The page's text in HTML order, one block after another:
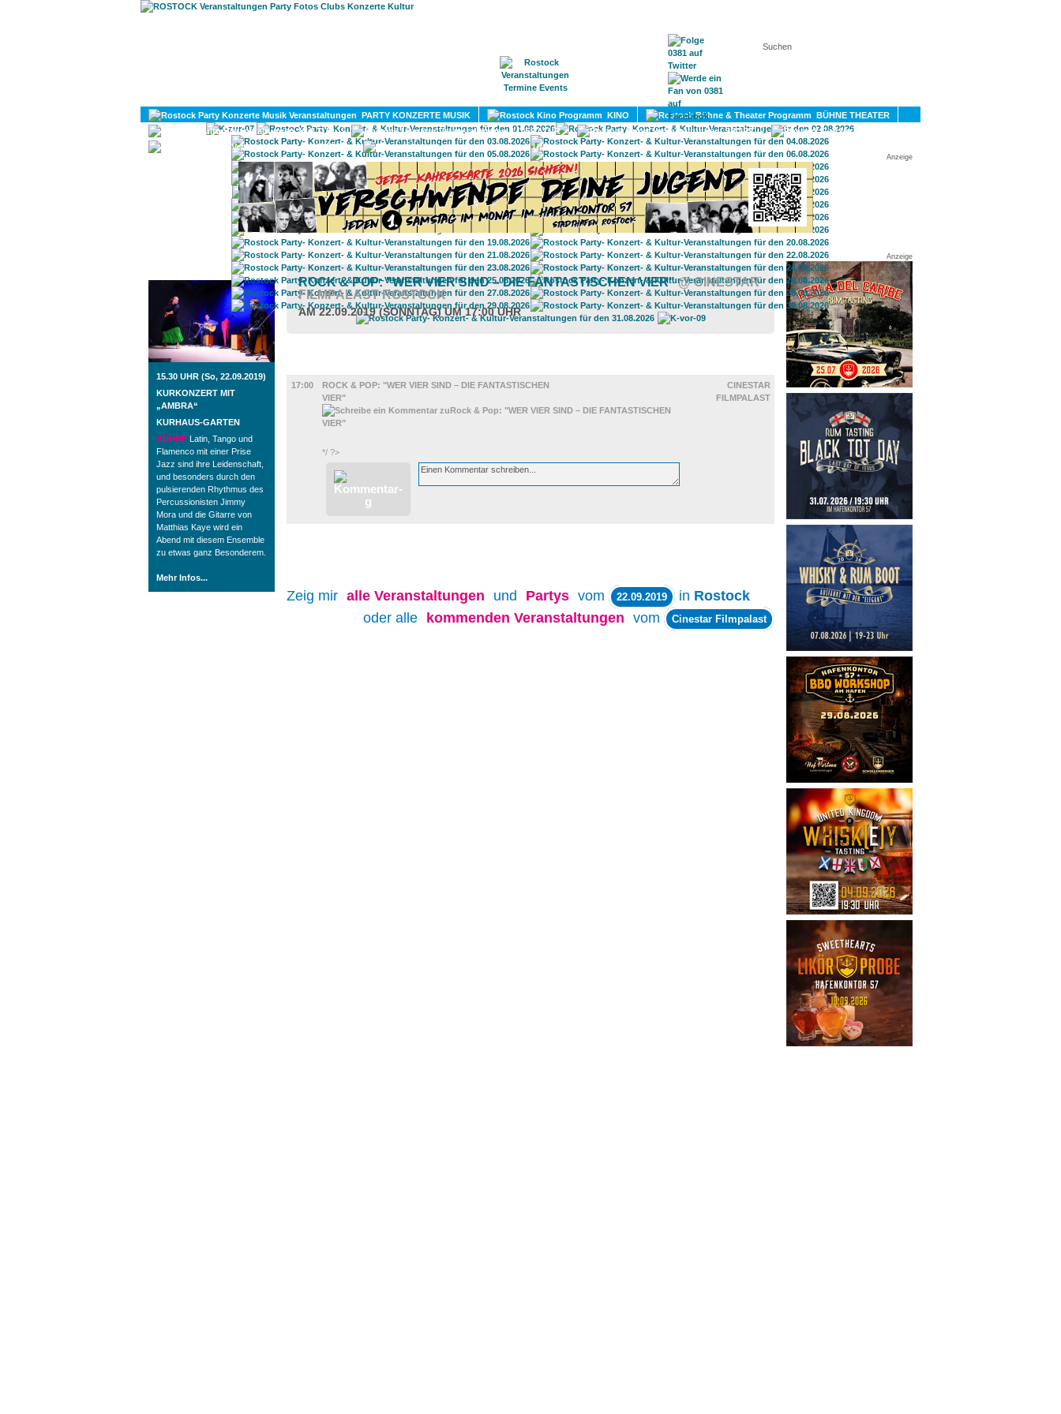
KONTAKT
PARTY KONZERTE MUSIK KINO
BÜHNE THEATER
KULTUR
LITERATUR SPORT
DIVERSES
UMLAND
Anzeige
ROSTOCK TAGESTIPP
15.30 UHR (So, 22.09.2019)
KURKONZERT MIT
„AMBRA“
KURHAUS-GARTEN
BÜHNE Latin, Tango und
Flamenco mit einer Prise
Jazz sind ihre Leidenschaft,
und besonders durch den
pulsierenden Rhythmus des
Percussionisten Jimmy
Mora und die Gitarre von
Matthias Kaye wird ein
Abend mit diesem Ensemble
zu etwas ganz Besonderem.
Mehr Infos...
Anzeige
ROCK & POP: "WER VIER SIND – DIE FANTASTISCHEN VIER"@ CINESTAR
FILMPALAST ROSTOCK
AM 22.09.2019 (SONNTAG) UM 17:00 UHR
17:00
ROCK & POP: "WER VIER SIND – DIE FANTASTISCHEN
VIER"
CINESTAR
FILMPALAST
*/ ?>
Zeig mir alle Veranstaltungen und Partys vom 22.09.2019 in Rostock
oder alle
kommenden Veranstaltungen vom Cinestar Filmpalast